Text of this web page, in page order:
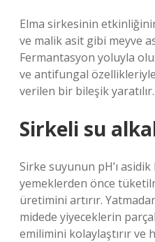
Elma sirkesinin
ve malik asit gibi meyve
Fermantasyon yoluyla
ve antifungal
verilen bir bileşik yaratılır.
Sirkeli su
Sirke suyunun pH’ı
yemeklerden önce
üretimini artırır.
midede yiyeceklerin
emilimini kolaylaştırır ve